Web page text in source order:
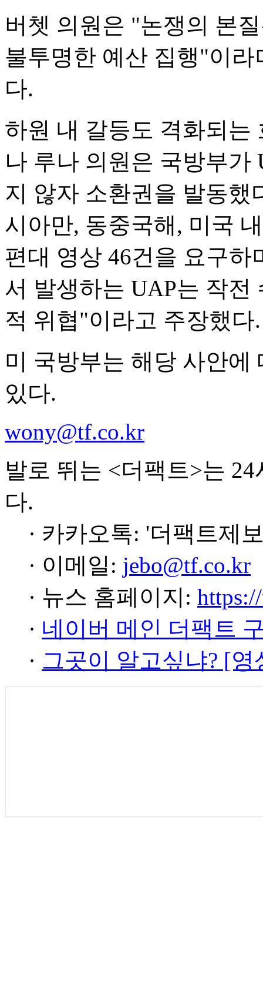
버쳇 의원은 "논쟁의 본
불투명한 예산 집행"이
다.
하원 내 갈등도 격화되는
나 루나 의원은 국방부가
지 않자 소환권을 발동했
시아만, 동중국해, 미국
편대 영상 46건을 요구
서 발생하는 UAP는 작전
적 위협"이라고 주장했다.
미 국방부는 해당 사안에
있다.
wony@tf.co.kr
발로 뛰는 <더팩트>는
다.
· 카카오톡: '더팩트제
· 이메일: jebo@tf.co.kr
· 뉴스 홈페이지:
· 네이버 메인 더팩트
· 그곳이 알고싶냐? [